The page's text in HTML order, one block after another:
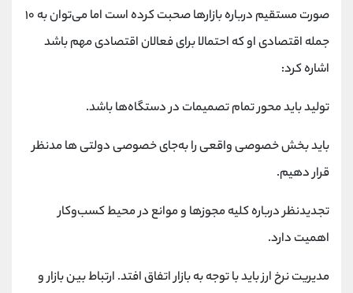
صورت مستقیم درباره بازارها صحبت کرده است اما می‌توان به ۱۰
جمله اقتصادی او که احتمالا برای فعالان اقتصادی مهم باشد
اشاره کرد:
تولید باید محور تمام تصمیمات در دستگاه‌ها باشد.
باید بخش خصوصی واقعی را به‌جای خصوصی دولتی ‌ها مدنظر
قرار دهیم.
تجدیدنظر درباره کلیه مجوزها و موانع در محیط کسب‌وکار
اهمیت دارد.
مدیریت نرخ ارز باید با توجه به بازار اتفاق افتد. ارتباط بین بازار و
90001030
کانال تلگرام @alirezamehrabi_com
کانال بله